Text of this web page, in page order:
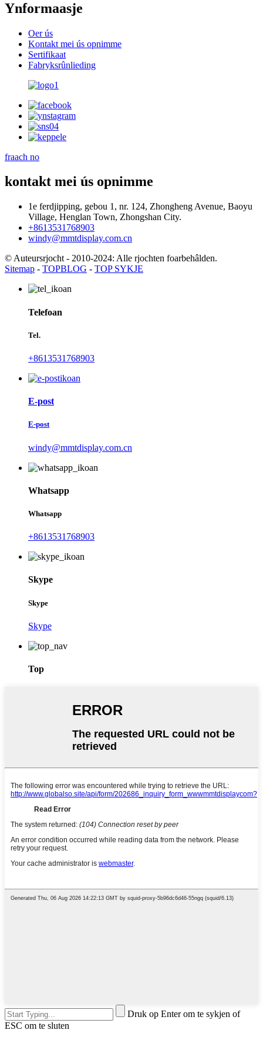
Ynformaasje
Oer ús
Kontakt mei ús opnimme
Sertifikaat
Fabryksrûnlieding
fraach no
kontakt mei ús opnimme
1e ferdjipping, gebou 1, nr. 124, Zhongheng Avenue, Baoyu
Village, Henglan Town, Zhongshan City.
+8613531768903
windy@mmtdisplay.com.cn
© Auteursrjocht - 2010-2024: Alle rjochten foarbehâlden.
Sitemap - TOPBLOG - TOP SYKJE
Telefoan
Tel.
+8613531768903
E-post
E-post
windy@mmtdisplay.com.cn
Whatsapp
Whatsapp
+8613531768903
Skype
Skype
Skype
Top
Druk op Enter om te sykjen of
ESC om te sluten